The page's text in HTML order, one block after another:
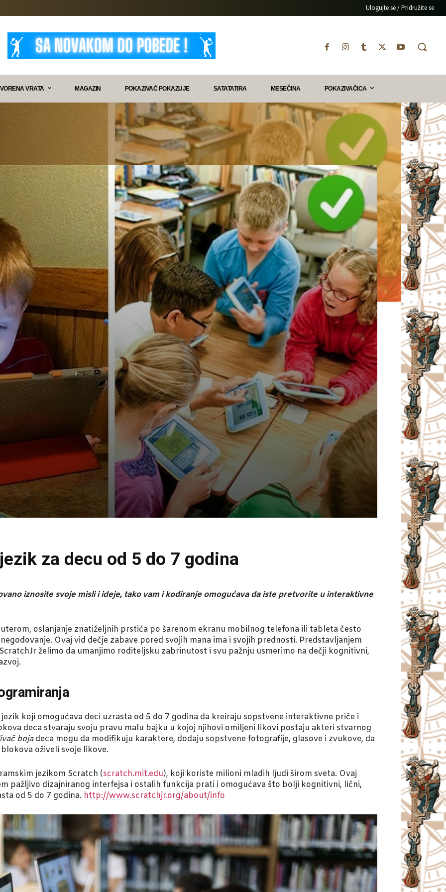
Ulogujte se / Pridružite se
VRATA MAGAZIN POKAZIVAČ POKAZUJE SATATATIRA MESEČINA POKAZIVAČICA
za decu od 5 do 7 godina
iznosite svoje misli i ideje, tako vam i kodiranje omogućava da iste pretvorite u interaktivne
oslanjanje znatiželjnih prstića po šarenom ekranu mobilnog telefona ili tableta često
Ovaj vid dečje zabave pored svojih mana ima i svojih prednosti. Predstavljanjem
želimo da umanjimo roditeljsku zabrinutost i svu pažnju usmerimo na dečji kognitivni,
koji omogućava deci uzrasta od 5 do 7 godina da kreiraju sopstvene interaktivne priče i
deca stvaraju svoju pravu malu bajku u kojoj njihovi omiljeni likovi postaju akteri stvarnog
bojadeca mogu da modifikuju karaktere, dodaju sopstvene fotografije, glasove i zvukove, da
oživeli svoje likove.
jezikom Scratch (scratch.mit.edu), koji koriste milioni mladih ljudi širom sveta. Ovaj
pažljivo dizajniranog interfejsa i ostalih funkcija prati i omogućava što bolji kognitivni, lični,
od 5 do 7 godina. http://www.scratchjr.org/about/info